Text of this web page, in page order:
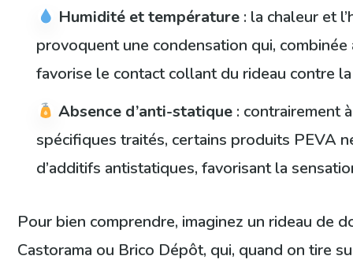
Humidité et température : la chaleur et
provoquent une condensation qui, combinée
favorise le contact collant du rideau contre
Absence d’anti-statique : contrairement
spécifiques traités, certains produits PEVA
d’additifs antistatiques, favorisant la
Pour bien comprendre, imaginez un rideau de
Castorama ou Brico Dépôt, qui, quand on tire